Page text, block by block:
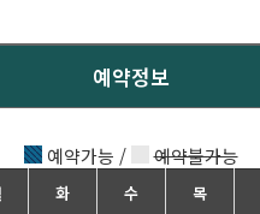
예약정보
예약가능 / 예약불가능
화 수 목